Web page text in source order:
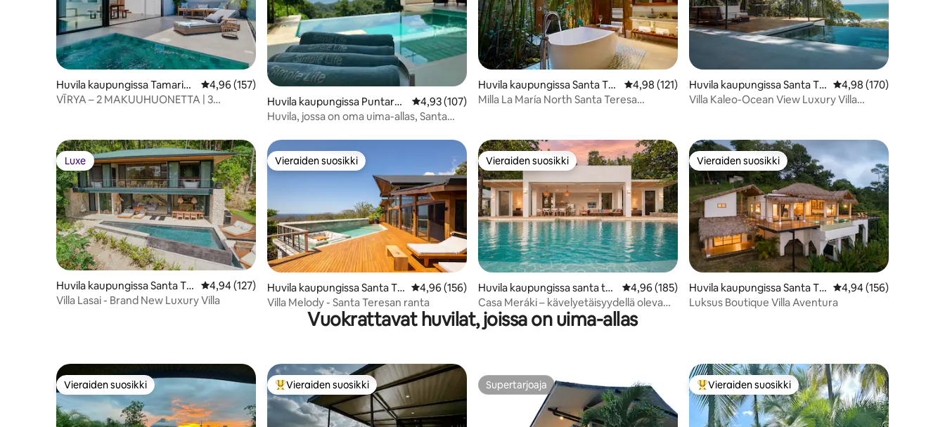
Huvila kaupungissa Tamarin
do
Keskimääräinen arvio 4,96/5, 157 arvostelua
4,96 (157)
VĪRYA – 2 MAKUUHUONETTA | 3
Huvila kaupungissa Puntare
nas
Keskimääräinen arvio 4,93/5, 107 arvostelua
4,93 (107)
Huvila, jossa on oma uima-allas, Santa
Huvila kaupungissa Santa Ter
esa Beach
Keskimääräinen arvio 4,98/5, 121 arvostelua
4,98 (121)
Milla La María North Santa Teresa
Huvila kaupungissa Santa Te
resa
Keskimääräinen arvio
4,98 (170)
Villa Kaleo-Ocean View Luxury Villa
Luxe
Luxe
Huvila kaupungissa Santa Te
resa
Keskimääräinen arvio 4,94/5, 127 arvostelua
4,94 (127)
Villa Lasai - Brand New Luxury Villa
Vieraiden suosikki
Vieraiden suosikki
Huvila kaupungissa Santa Te
resa beach
Keskimääräinen arvio 4,96/5, 156 arvostelua
4,96 (156)
Villa Melody - Santa Teresan ranta
Vieraiden suosikki
Vieraiden suosikki
Huvila kaupungissa santa ter
esa de cobano
Keskimääräinen arvio 4,96/5, 185 arvostelua
4,96 (185)
Casa Meráki – kävelyetäisyydellä oleva
huvila merinäköalalla
Vieraiden suosikki
Vieraiden suosikki
Huvila kaupungissa Santa Te
resa de Cobano
Keskimääräinen arvio
4,94 (156)
Luksus Boutique Villa Aventura
Vuokrattavat huvilat, joissa on uima-allas
Vieraiden suosikki
Vieraiden suosikki Vieraiden suosikkien parhaimmistoa
Vieraiden suosikki Supertarjoaja
Supertarjoaja Vieraiden suosikkien parhaimmistoa
Vieraiden suosikki